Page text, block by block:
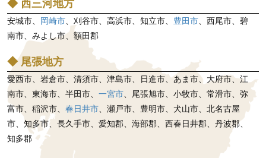
◆ 西三河地方
安城市、 岡崎市、刈谷市、高浜市、知立市、 豊田市、西尾市、碧
南市、みよし市、額田郡
◆ 尾張地方
愛西市、岩倉市、清須市、津島市、日進市、あま市、大府市、江
南市、東海市、半田市、 一宮市、尾張旭市、小牧市、常滑市、弥
富市、稲沢市、 春日井市、瀬戸市、豊明市、犬山市、北名古屋
市、知多市、長久手市、愛知郡、海部郡、西春日井郡、丹波郡、
知多郡